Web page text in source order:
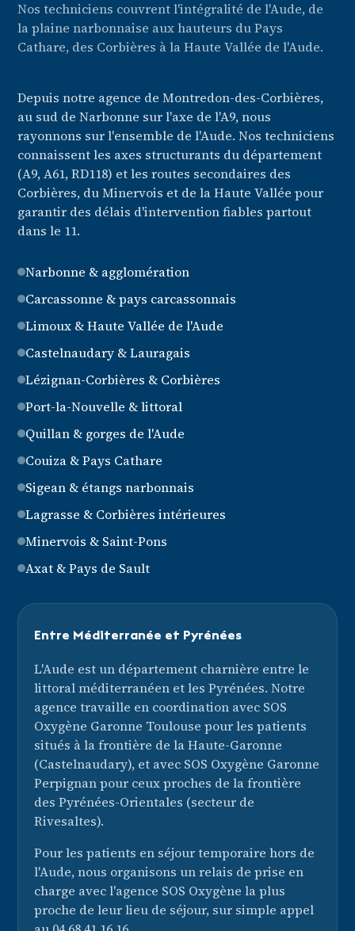
Nos techniciens couvrent l'intégralité de l'Aude, de
la plaine narbonnaise aux hauteurs du Pays
Cathare, des Corbières à la Haute Vallée de l'Aude.
Depuis notre agence de Montredon-des-Corbières,
au sud de Narbonne sur l'axe de l'A9, nous
rayonnons sur l'ensemble de l'Aude. Nos techniciens
connaissent les axes structurants du département
(A9, A61, RD118) et les routes secondaires des
Corbières, du Minervois et de la Haute Vallée pour
garantir des délais d'intervention fiables partout
dans le 11.
Narbonne & agglomération
Carcassonne & pays carcassonnais
Limoux & Haute Vallée de l'Aude
Castelnaudary & Lauragais
Lézignan-Corbières & Corbières
Port-la-Nouvelle & littoral
Quillan & gorges de l'Aude
Couiza & Pays Cathare
Sigean & étangs narbonnais
Lagrasse & Corbières intérieures
Minervois & Saint-Pons
Axat & Pays de Sault
Entre Méditerranée et Pyrénées
L'Aude est un département charnière entre le
littoral méditerranéen et les Pyrénées. Notre
agence travaille en coordination avec SOS
Oxygène Garonne Toulouse pour les patients
situés à la frontière de la Haute-Garonne
(Castelnaudary), et avec SOS Oxygène Garonne
Perpignan pour ceux proches de la frontière
des Pyrénées-Orientales (secteur de
Rivesaltes).
Pour les patients en séjour temporaire hors de
l'Aude, nous organisons un relais de prise en
charge avec l'agence SOS Oxygène la plus
proche de leur lieu de séjour, sur simple appel